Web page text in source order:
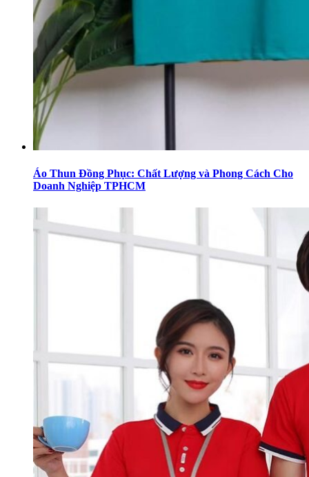
Áo Thun Đồng Phục: Chất Lượng và Phong Cách Cho
Doanh Nghiệp TPHCM